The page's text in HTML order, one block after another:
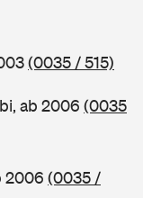
(0035 / 515)
ab 2006 (0035
2006 (0035 /